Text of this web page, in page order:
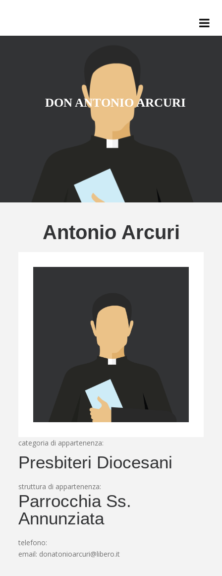
DON ANTONIO ARCURI
Antonio Arcuri
categoria di appartenenza:
Presbiteri Diocesani
struttura di appartenenza:
Parrocchia Ss.
Annunziata
telefono:
email: donatonioarcuri@libero.it